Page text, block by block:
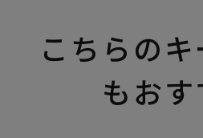
こちらの
もおす